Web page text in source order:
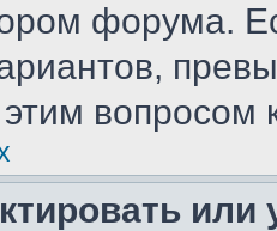
форума.
вопросом